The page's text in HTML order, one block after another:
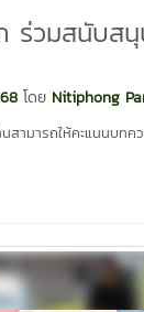
วมสนับส
โดย Nitiphong
สามารถให้คะแนนบทค